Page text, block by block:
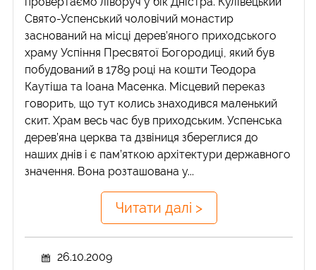
Свято-Успенський чоловічий монастир
заснований на місці дерев’яного приходського
храму Успіння Пресвятої Богородиці, який був
побудований в 1789 році на кошти Теодора
Каутіша та Іоана Масенка. Місцевий переказ
говорить, що тут колись знаходився маленький
скит. Храм весь час був приходським. Успенська
дерев’яна церква та дзвіниця збереглися до
наших днів і є пам’яткою архітектури державного
значення. Вона розташована у...
Читати далі >
26.10.2009